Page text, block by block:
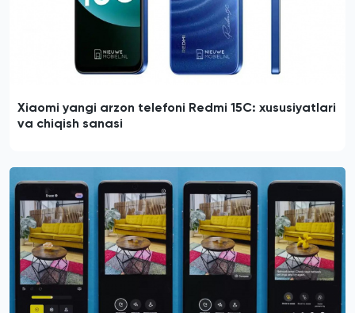
Xiaomi yangi arzon telefoni Redmi 15C: xususiyatlari
va chiqish sanasi